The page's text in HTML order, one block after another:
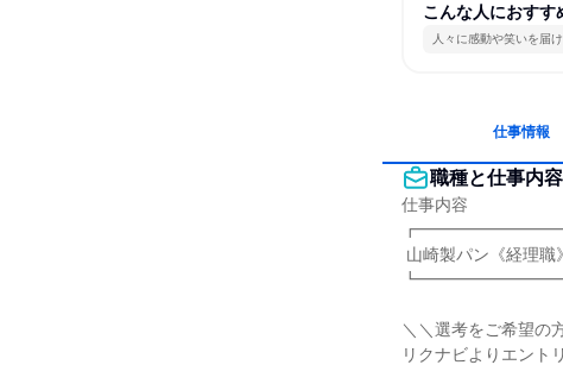
こんな人におすす
人々に感動や笑いを届
仕事情報
職種と仕事内容
仕事内容
＼＼選考をご希望の
リクナビよりエント